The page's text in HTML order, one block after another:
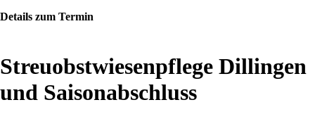
Details zum Termin
Streuobstwiesenpflege Dillingen
und Saisonabschluss